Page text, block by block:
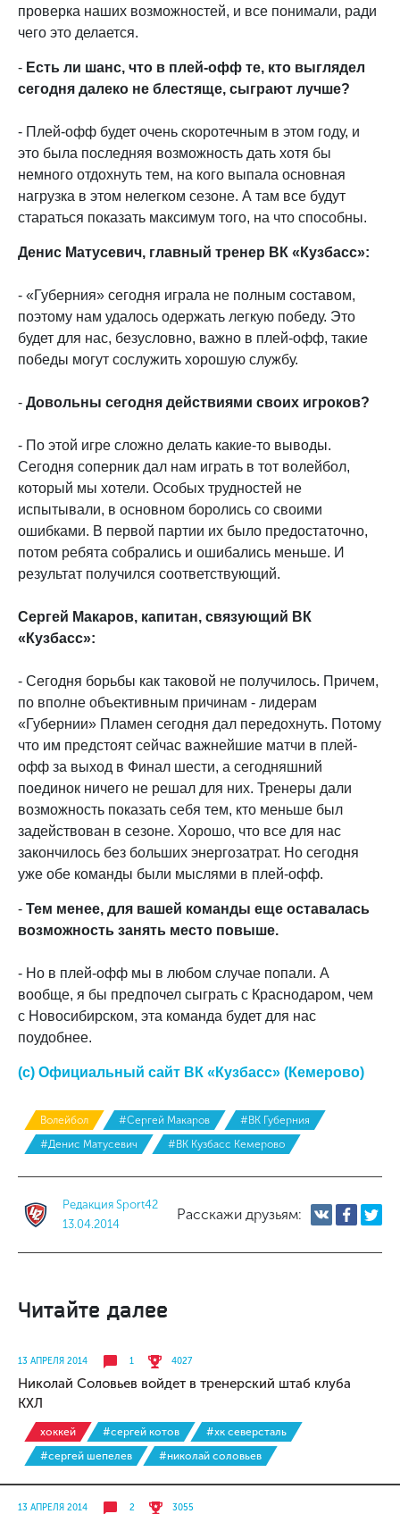
проверка наших возможностей, и все понимали, ради
чего это делается.
- Есть ли шанс, что в плей-офф те, кто выглядел
сегодня далеко не блестяще, сыграют лучше?
- Плей-офф будет очень скоротечным в этом году, и
это была последняя возможность дать хотя бы
немного отдохнуть тем, на кого выпала основная
нагрузка в этом нелегком сезоне. А там все будут
стараться показать максимум того, на что способны.
Денис Матусевич, главный тренер ВК «Кузбасс»:
- «Губерния» сегодня играла не полным составом,
поэтому нам удалось одержать легкую победу. Это
будет для нас, безусловно, важно в плей-офф, такие
победы могут сослужить хорошую службу.
- Довольны сегодня действиями своих игроков?
- По этой игре сложно делать какие-то выводы.
Сегодня соперник дал нам играть в тот волейбол,
который мы хотели. Особых трудностей не
испытывали, в основном боролись со своими
ошибками. В первой партии их было предостаточно,
потом ребята собрались и ошибались меньше. И
результат получился соответствующий.
Сергей Макаров, капитан, связующий ВК
«Кузбасс»:
- Сегодня борьбы как таковой не получилось. Причем,
по вполне объективным причинам - лидерам
«Губернии» Пламен сегодня дал передохнуть. Потому
что им предстоят сейчас важнейшие матчи в плей-
офф за выход в Финал шести, а сегодняшний
поединок ничего не решал для них. Тренеры дали
возможность показать себя тем, кто меньше был
задействован в сезоне. Хорошо, что все для нас
закончилось без больших энергозатрат. Но сегодня
уже обе команды были мыслями в плей-офф.
- Тем менее, для вашей команды еще оставалась
возможность занять место повыше.
- Но в плей-офф мы в любом случае попали. А
вообще, я бы предпочел сыграть с Краснодаром, чем
с Новосибирском, эта команда будет для нас
поудобнее.
(с) Официальный сайт ВК «Кузбасс» (Кемерово)
Волейбол #Сергей Макаров
#ВК Губерния
#Денис Матусевич
#ВК Кузбасс Кемерово
Редакция Sport42
13.04.2014
Расскажи друзьям:
Читайте далее
13 АПРЕЛЯ 2014 1 4027
Николай Соловьев войдет в тренерский штаб клуба
КХЛ
хоккей #сергей котов
#хк северсталь
#сергей шепелев
#николай соловьев
13 АПРЕЛЯ 2014 2 3055